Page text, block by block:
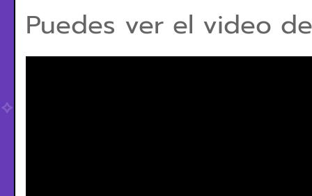
Puedes ver el video